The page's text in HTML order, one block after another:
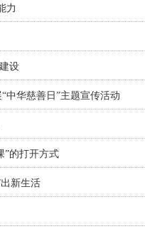
力
设
中华慈善日”主题宣传活动
”的打开方式
新生活